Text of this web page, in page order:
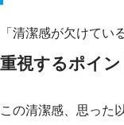
「清潔感が欠けてい
重視するポイン
この清潔感、思った